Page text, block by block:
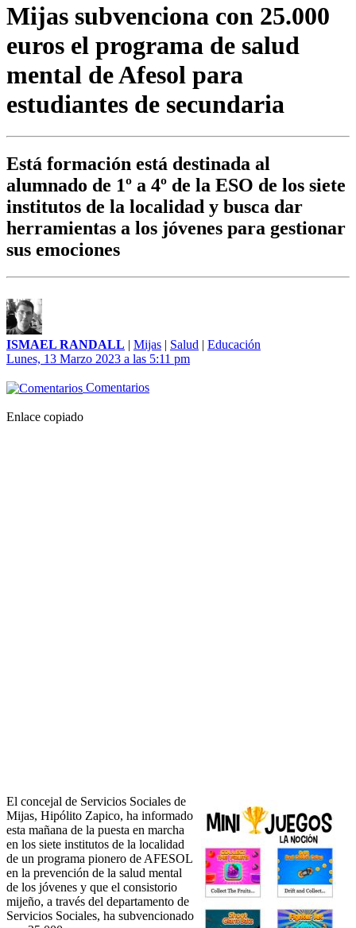
Mijas subvenciona con 25.000
euros el programa de salud
mental de Afesol para
estudiantes de secundaria
Está formación está destinada al
alumnado de 1º a 4º de la ESO de los siete
institutos de la localidad y busca dar
herramientas a los jóvenes para gestionar
sus emociones
ISMAEL RANDALL | Mijas | Salud | Educación
Lunes, 13 Marzo 2023 a las 5:11 pm
Comentarios
Enlace copiado
El concejal de Servicios Sociales de
Mijas, Hipólito Zapico, ha informado
esta mañana de la puesta en marcha
en los siete institutos de la localidad
de un programa pionero de AFESOL
en la prevención de la salud mental
de los jóvenes y que el consistorio
mijeño, a través del departamento de
Servicios Sociales, ha subvencionado